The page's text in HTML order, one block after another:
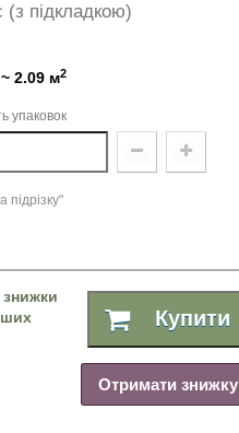
(з підкладкою)
~ 2.09 м2
упаковок
знижки
Купити
Отримати знижку